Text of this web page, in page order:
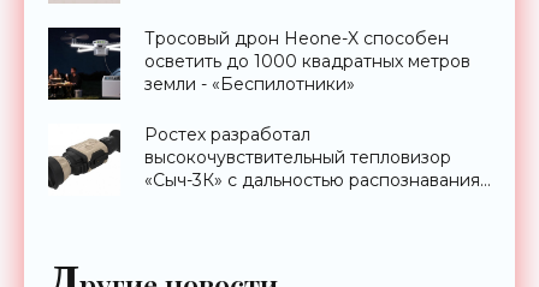
Тросовый дрон Heone-X способен
осветить до 1000 квадратных метров
земли - «Беспилотники»
Ростех разработал
высокочувствительный тепловизор
«Сыч-3К» с дальностью распознавания